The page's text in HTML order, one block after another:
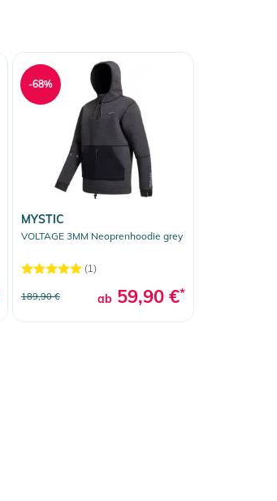
MYSTIC
VOLTAGE 3MM Neoprenhoodie grey
(1)
189,90 € ab 59,90 €*
-68%